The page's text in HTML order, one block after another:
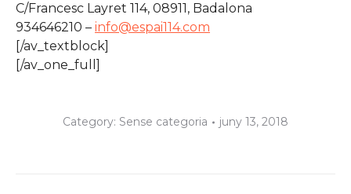
C/Francesc Layret 114, 08911, Badalona
934646210 – info@espai114.com
[/av_textblock]
[/av_one_full]
Category: Sense categoria juny 13, 2018